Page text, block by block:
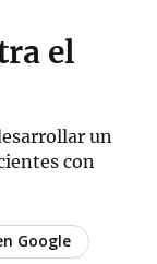
el
un
con
Google